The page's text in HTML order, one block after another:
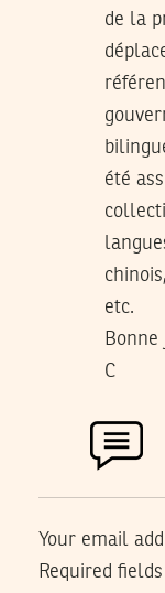
de la
été
etc.
Bonne
C
Your email
Required